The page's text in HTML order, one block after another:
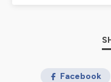
Facebook